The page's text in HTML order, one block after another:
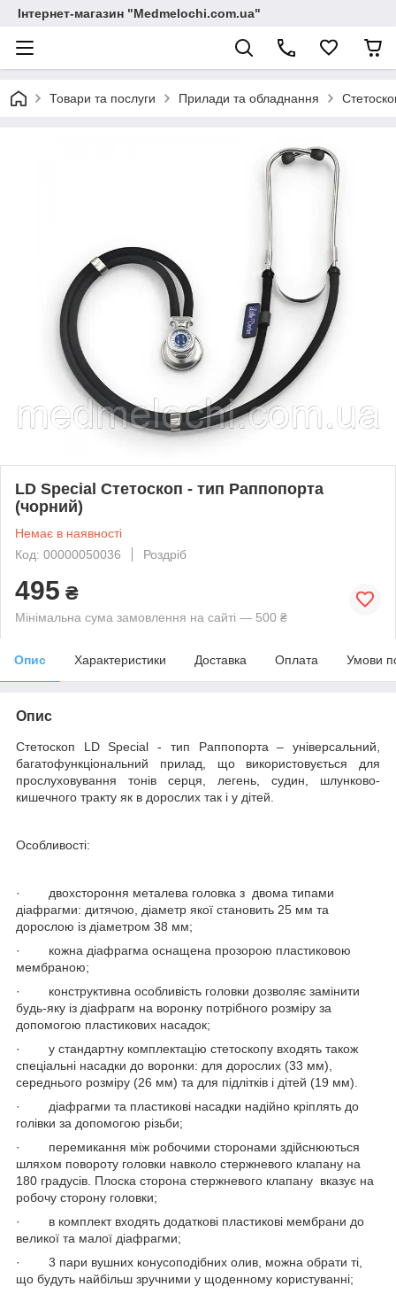
Інтернет-магазин "Medmelochi.com.ua"
Товари та послуги Прилади та обладнання
LD Special Стетоскоп - тип Раппопорта
(чорний)
Немає в наявності
Код: 00000050036
Роздріб
495 ₴
Мінімальна сума замовлення на сайті — 500 ₴
Опис Характеристики Доставка Оплата Умови
Опис
Стетоскоп LD Special - тип Раппопорта – універсальний,
багатофункціональний прилад, що використовується для
прослуховування тонів серця, легень, судин, шлунково-
кишечного тракту як в дорослих так і у дітей.
Особливості:
· двохстороння металева головка з двома типами
діафрагми: дитячою, діаметр якої становить 25 мм та
дорослою із діаметром 38 мм;
·
кожна діафрагма оснащена прозорою пластиковою
мембраною;
·
конструктивна особливість головки дозволяє замінити
будь-яку із діафрагм на воронку потрібного розміру за
допомогою пластикових насадок;
·
у стандартну комплектацію стетоскопу входять також
спеціальні насадки до воронки: для дорослих (33 мм),
середнього розміру (26 мм) та для підлітків і дітей (19 мм).
·
діафрагми та пластикові насадки надійно кріплять до
голівки за допомогою різьби;
·
перемикання між робочими сторонами здійснюються
шляхом повороту головки навколо стержневого клапану на
180 градусів. Плоска сторона стержневого клапану вказує на
робочу сторону головки;
·
в комплект входять додаткові пластикові мембрани до
великої та малої діафрагми;
·
3 пари вушних конусоподібних олив, можна обрати ті,
що будуть найбільш зручними у щоденному користуванні;